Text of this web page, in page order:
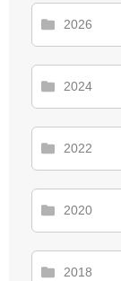
2026
2024
2022
2020
2018